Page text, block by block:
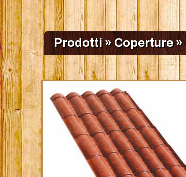
Prodotti» Coperture»